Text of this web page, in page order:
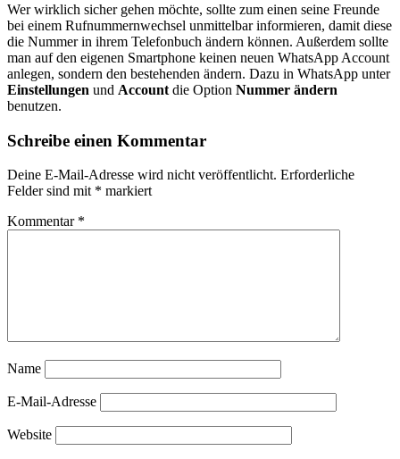
Wer wirklich sicher gehen möchte, sollte zum einen seine Freunde
bei einem Rufnummernwechsel unmittelbar informieren, damit diese
die Nummer in ihrem Telefonbuch ändern können. Außerdem sollte
man auf den eigenen Smartphone keinen neuen WhatsApp Account
anlegen, sondern den bestehenden ändern. Dazu in WhatsApp unter
Einstellungen und Account die Option Nummer ändern
benutzen.
Schreibe einen Kommentar
Deine E-Mail-Adresse wird nicht veröffentlicht. Erforderliche
Felder sind mit * markiert
Kommentar *
Name
E-Mail-Adresse
Website